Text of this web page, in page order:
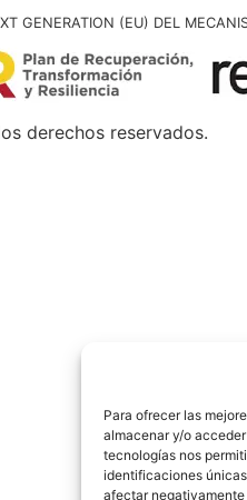
Para ofrecer las
almacenar y/o
tecnologías nos
identificaciones
afectar
GENERATION (EU) DEL
derechos reservados.